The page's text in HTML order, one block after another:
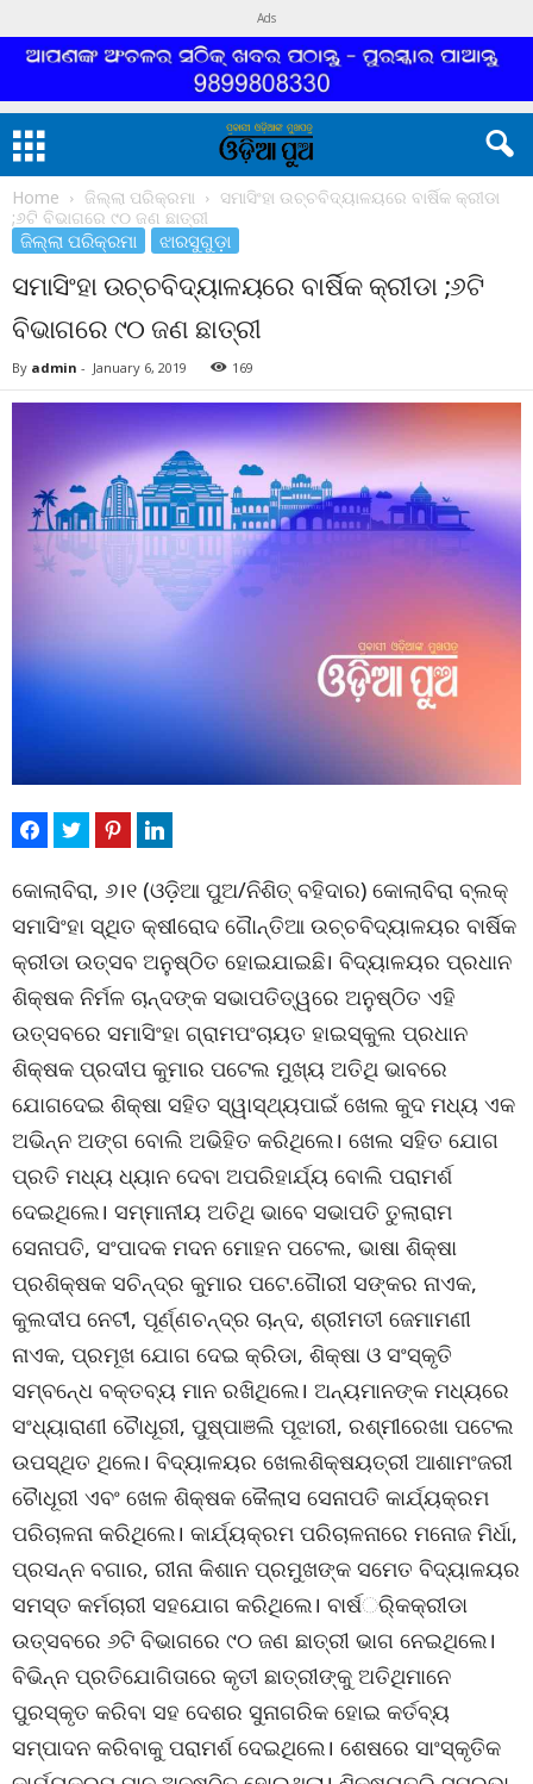
Ads
Home ଜିଲ୍ଲା ପରିକ୍ରମା
ସମାସିଂହା ଉଚ୍ଚବିଦ୍ୟାଳୟରେ ବାର୍ଷିକ କ୍ରୀଡା
;୬ଟି ବିଭାଗରେ ୯୦ ଜଣ ଛାତ୍ରୀ
ଜିଲ୍ଲା ପରିକ୍ରମା ଝାରସୁଗୁଡ଼ା
ସମାସିଂହା ଉଚ୍ଚବିଦ୍ୟାଳୟରେ ବାର୍ଷିକ କ୍ରୀଡା ;୬ଟି
ବିଭାଗରେ ୯୦ ଜଣ ଛାତ୍ରୀ
By admin - January 6, 2019 169
କୋଲାବିରା, ୬।୧ (ଓଡ଼ିଆ ପୁଅ/ନିଶିତ୍ ବହିଦାର) କୋଲାବିରା ବ୍ଲକ୍
ସମାସିଂହା ସ୍ଥିତ କ୍ଷୀରୋଦ ଗୈାନ୍ତିଆ ଉଚ୍ଚବିଦ୍ୟାଳୟର ବାର୍ଷିକ
କ୍ରୀଡା ଉତ୍ସବ ଅନୁଷ୍ଠିତ ହୋଇଯାଇଛି। ବିଦ୍ୟାଳୟର ପ୍ରଧାନ
ଶିକ୍ଷକ ନିର୍ମଳ ଚାନ୍ଦଙ୍କ ସଭାପତିତ୍ୱରେ ଅନୁଷ୍ଠିତ ଏହି
ଉତ୍ସବରେ ସମାସିଂହା ଗ୍ରାମପଂଚାୟତ ହାଇସ୍କୁଲ ପ୍ରଧାନ
ଶିକ୍ଷକ ପ୍ରଦୀପ କୁମାର ପଟେଲ ମୁଖ୍ୟ ଅତିଥି ଭାବରେ
ଯୋଗଦେଇ ଶିକ୍ଷା ସହିତ ସ୍ୱାସ୍ଥ୍ୟପାଇଁ ଖେଲ କୁଦ ମଧ୍ୟ ଏକ
ଅଭିନ୍ନ ଅଙ୍ଗ ବୋଲି ଅଭିହିତ କରିଥିଲେ। ଖେଲ ସହିତ ଯୋଗ
ପ୍ରତି ମଧ୍ୟ ଧ୍ୟାନ ଦେବା ଅପରିହାର୍ଯ୍ୟ ବୋଲି ପରାମର୍ଶ
ଦେଇଥିଲେ। ସମ୍ମାନୀୟ ଅତିଥି ଭାବେ ସଭାପତି ତୁଲାରାମ
ସେନାପତି, ସଂପାଦକ ମଦନ ମୋହନ ପଟେଲ, ଭାଷା ଶିକ୍ଷା
ପ୍ରଶିକ୍ଷକ ସଚିନ୍ଦ୍ର କୁମାର ପଟେ.ଗୈାରୀ ସଙ୍କର ନାଏକ,
କୁଲଦୀପ ନେଟୀ, ପୂର୍ଣ୍ଣଚନ୍ଦ୍ର ଚାନ୍ଦ, ଶ୍ରୀମତୀ ଜେମାମଣୀ
ନାଏକ, ପ୍ରମୂଖ ଯୋଗ ଦେଇ କ୍ରିଡା, ଶିକ୍ଷା ଓ ସଂସ୍କୃତି
ସମ୍ବନେ୍ଧ ବକ୍ତବ୍ୟ ମାନ ରଖିଥିଲେ। ଅନ୍ୟମାନଙ୍କ ମଧ୍ୟରେ
ସଂଧ୍ୟାରାଣୀ ଚୈାଧୂରୀ, ପୁଷ୍ପାଞଲି ପୂଝାରୀ, ରଶ୍ମୀରେଖା ପଟେଲ
ଉପସ୍ଥିତ ଥିଲେ। ବିଦ୍ୟାଳୟର ଖେଲଶିକ୍ଷୟତ୍ରୀ ଆଶାମଂଜରୀ
ଚୈାଧୂରୀ ଏବଂ ଖେଳ ଶିକ୍ଷକ କୈଲାସ ସେନାପତି କାର୍ଯ୍ୟକ୍ରମ
ପରିଚାଳନା କରିଥିଲେ। କାର୍ଯ୍ୟକ୍ରମ ପରିଚାଳନାରେ ମନୋଜ ମିର୍ଧା,
ପ୍ରସନ୍ନ ବଗାର, ରୀନା କିଶାନ ପ୍ରମୁଖଙ୍କ ସମେତ ବିଦ୍ୟାଳୟର
ସମସ୍ତ କର୍ମଚାରୀ ସହଯୋଗ କରିଥିଲେ। ବାର୍ଷର୍ିକକ୍ରୀଡା
ଉତ୍ସବରେ ୬ଟି ବିଭାଗରେ ୯୦ ଜଣ ଛାତ୍ରୀ ଭାଗ ନେଇଥିଲେ।
ବିଭିନ୍ନ ପ୍ରତିଯୋଗିତାରେ କୃତୀ ଛାତ୍ରୀଙ୍କୁ ଅତିଥିମାନେ
ପୁରସ୍କୃତ କରିବା ସହ ଦେଶର ସୁନାଗରିକ ହୋଇ କର୍ତବ୍ୟ
ସମ୍ପାଦନ କରିବାକୁ ପରାମର୍ଶ ଦେଇଥିଲେ। ଶେଷରେ ସାଂସ୍କୃତିକ